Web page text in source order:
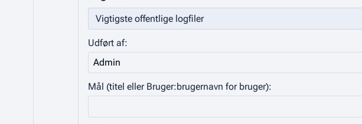
Udført af:
Mål (titel eller Bruger:brugernavn for bruger):